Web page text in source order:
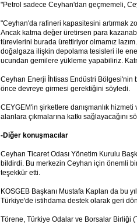
"Petrol sadece Ceyhan'dan geçmemeli,
"Ceyhan'da rafineri kapasitesini artırmak
Ancak katma değer üretirsen para
türevlerini burada ürettiriyor olmamız
doğalgaza ilişkin depolama tesisleri ile
ucundan gemilere yükleme yapabiliriz.
Ceyhan Enerji İhtisas Endüstri Bölgesi'nin
önce devreye girmesi gerektiğini söyledi.
CEYGEM'in şirketlere danışmanlık
alanlara çıkmalarına katkı sağlayacağını
-Diğer konuşmacılar
Ceyhan Ticaret Odası Yönetim Kurulu
bildirdi. Bu merkezin Ceyhan için önemli
teşekkür etti.
KOSGEB Başkanı Mustafa Kaplan da bu
Türkiye'de istihdama destek olarak geri
Törene, Türkiye Odalar ve Borsalar Birliği